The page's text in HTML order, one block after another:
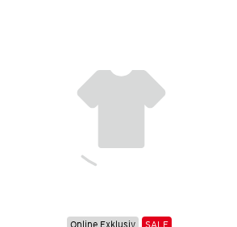
Online Exklusiv SALE